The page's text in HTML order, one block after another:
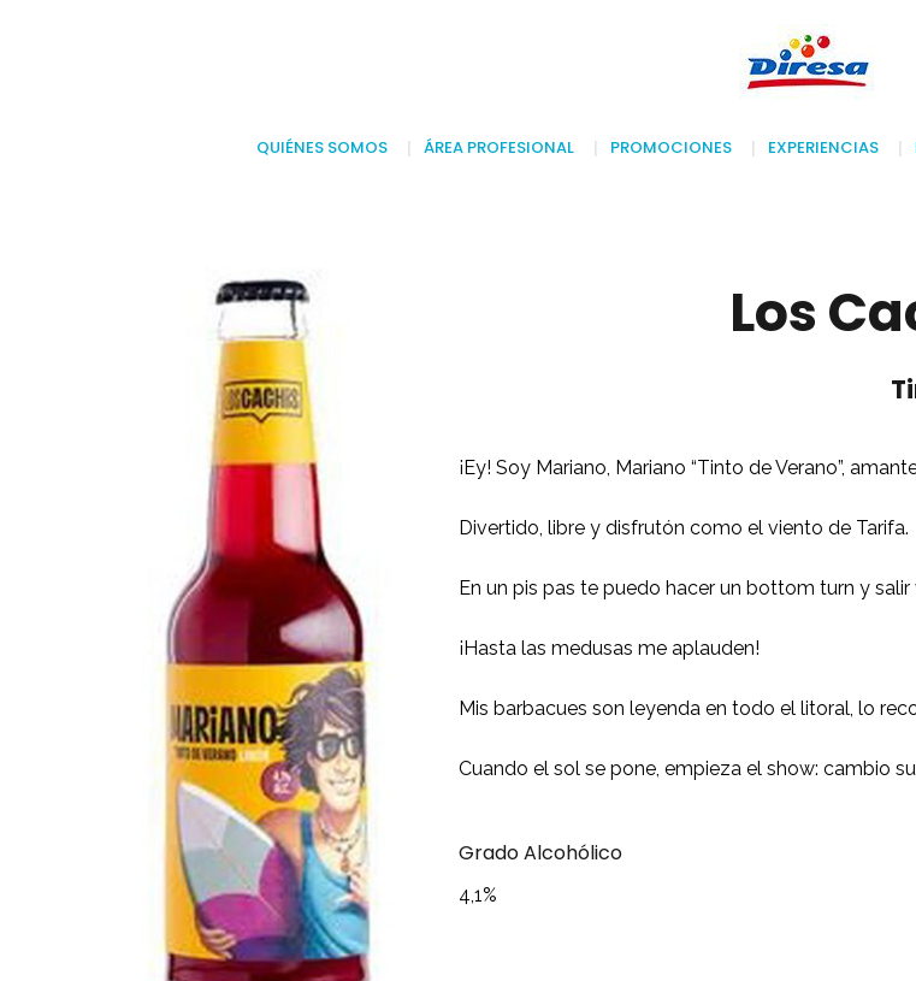
QUIÉNES SOMOS ÁREA PROFESIONAL PROMOCIONES EXPERIENCIAS
Los
¡Ey! Soy Mariano, Mariano “Tinto de Verano”,
Divertido, libre y disfrutón como el viento de Tarifa.
En un pis pas te puedo hacer un bottom turn y
¡Hasta las medusas me aplauden!
Mis barbacues son leyenda en todo el litoral, lo
Cuando el sol se pone, empieza el show: cambio
Grado Alcohólico
4,1%